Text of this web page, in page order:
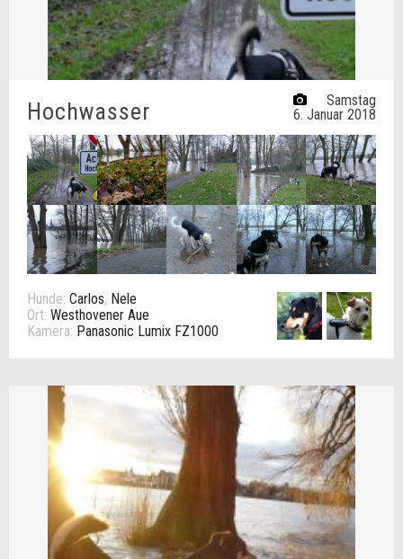
Samstag
6. Januar 2018
Hochwasser
Hunde: Carlos, Nele
Ort: Westhovener Aue
Kamera: Panasonic Lumix FZ1000